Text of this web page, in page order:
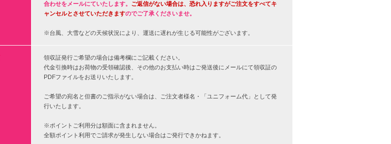
合わせをメールにていたします。 ご返信がない場合は、恐れ入りますがご注文をすべてキ
ャンセルとさせていただきますのでご了承くださいませ。
※台風、大雪などの天候状況により、運送に遅れが生じる可能性がございます。
領収証発行ご希望の場合は備考欄にご記載ください。
代金引換時はお荷物の受領確認後、その他のお支払い時はご発送後にメールにて領収証の
PDFファイルをお送りいたします。
ご希望の宛名と但書のご指示がない場合は、ご注文者様名・「ユニフォーム代」として発
行いたします。
※ポイントご利用分は額面に含まれません。
全額ポイント利用でご請求が発生しない場合はご発行できかねます。